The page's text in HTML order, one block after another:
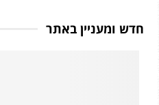
חדש ומעניין באתר